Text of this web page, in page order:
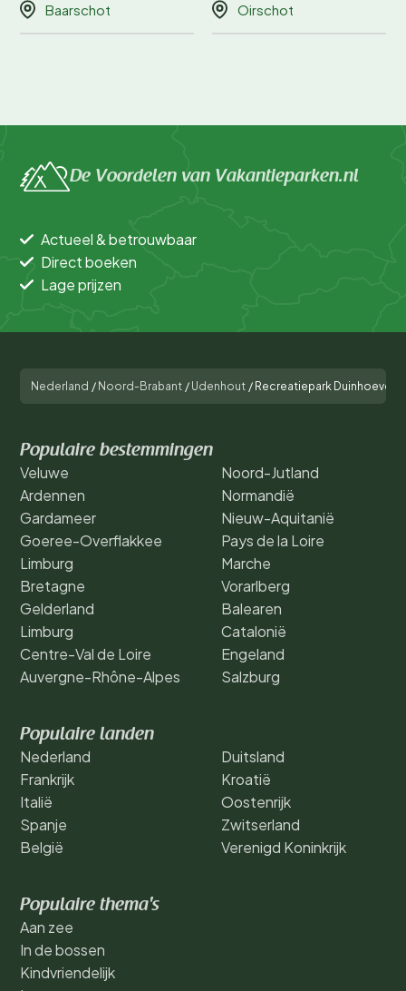
Baarschot Oirschot
De Voordelen van Vakantieparken.nl
Actueel & betrouwbaar
Direct boeken
Lage prijzen
Nederland / Noord-Brabant / Udenhout / Recreatiepark Duinhoeve
Populaire bestemmingen
Veluwe
Ardennen
Gardameer
Goeree-Overflakkee
Limburg
Bretagne
Gelderland
Limburg
Centre-Val de Loire
Auvergne-Rhône-Alpes
Noord-Jutland
Normandië
Nieuw-Aquitanië
Pays de la Loire
Marche
Vorarlberg
Balearen
Catalonië
Engeland
Salzburg
Populaire landen
Nederland
Frankrijk
Italië
Spanje
België
Duitsland
Kroatië
Oostenrijk
Zwitserland
Verenigd Koninkrijk
Populaire thema's
Aan zee
In de bossen
Kindvriendelijk